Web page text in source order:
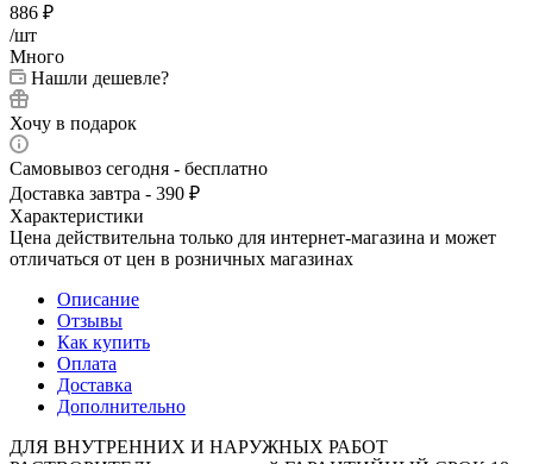
886 ₽
/шт
Много
Нашли дешевле?
Хочу в подарок
Самовывоз сегодня - бесплатно
Доставка завтра - 390 ₽
Характеристики
Цена действительна только для интернет-магазина и может
отличаться от цен в розничных магазинах
Описание
Отзывы
Как купить
Оплата
Доставка
Дополнительно
ДЛЯ ВНУТРЕННИХ И НАРУЖНЫХ РАБОТ